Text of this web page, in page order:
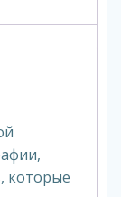
которые